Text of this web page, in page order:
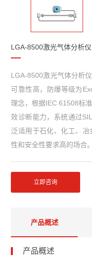
LGA-8500激光气体分析仪
LGA-8500激光气体分析
可靠性高，防爆等级为
理念，根据IEC 61508标
效诊断能力，系统通过
泛适用于石化、化工、
性和安全性要求高的场合。
立即咨询
产品概述
产品概述